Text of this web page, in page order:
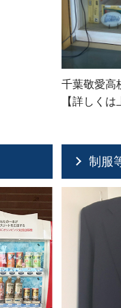
千葉敬愛高
【詳しく
制服